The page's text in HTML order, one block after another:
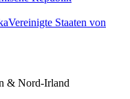
Vereinigte Staaten von
& Nord-Irland